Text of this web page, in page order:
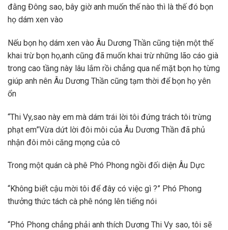
đằng Đông sao, bây giờ anh muốn thế nào thì là thế đó bọn
họ dám xen vào
Nếu bọn họ dám xen vào Âu Dương Thần cũng tiện một thế
khai trừ bọn họ,anh cũng đã muốn khai trừ những lão cáo già
trong cao tầng này lâu lắm rồi chẳng qua nể mặt bọn họ từng
giúp anh nên Âu Dương Thần cũng tạm thời để bọn họ yên
ổn
“Thi Vy,sao này em mà dám trái lời tôi đứng trách tôi trừng
phạt em”Vừa dứt lời đôi môi của Âu Dương Thần đã phủ
nhận đôi môi căng mọng của cô
Trong một quán cà phê Phó Phong ngồi đối diện Âu Dực
“Không biết cậu mời tôi để đây có việc gì ?” Phó Phong
thưởng thức tách cà phê nóng lên tiếng nói
“Phó Phong chẳng phải anh thích Dương Thi Vy sao, tôi sẽ